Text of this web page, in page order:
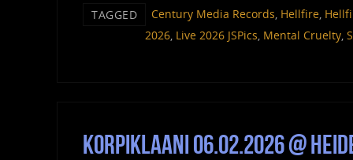
TAGGED Century Media Records, Hellfire,
2026, Live 2026 JSPics, Mental Cruelty,
Korpiklaani 06.02.2026 @